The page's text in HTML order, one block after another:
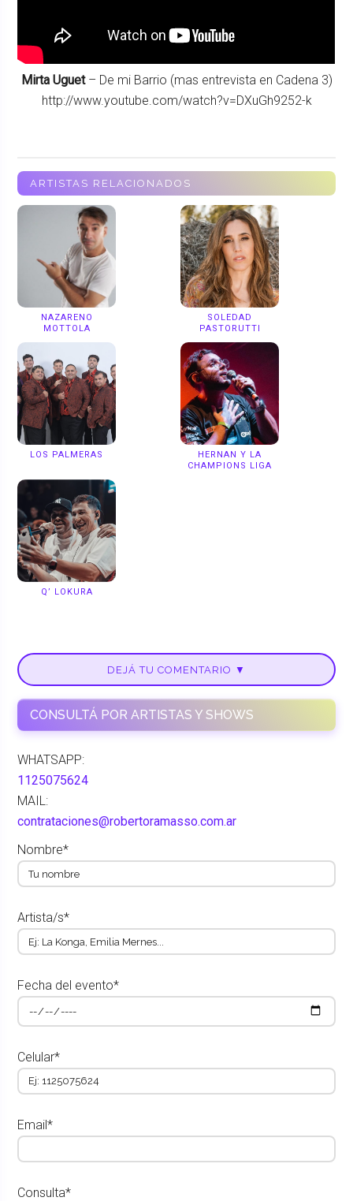
Mirta Uguet– De mi Barrio (mas entrevista en Cadena 3)
http://www.youtube.com/watch?v=DXuGh9252-k
ARTISTAS RELACIONADOS
NAZARENO
MOTTOLA
SOLEDAD
PASTORUTTI
LOS PALMERAS
HERNAN Y LA
CHAMPIONS LIGA
Q’ LOKURA
DEJÁ TU COMENTARIO ▼
CONSULTÁ POR ARTISTAS Y SHOWS
WHATSAPP:
1125075624
MAIL:
contrataciones@robertoramasso.com.ar
Nombre*
Artista/s*
Fecha del evento*
Celular*
Email*
Consulta*